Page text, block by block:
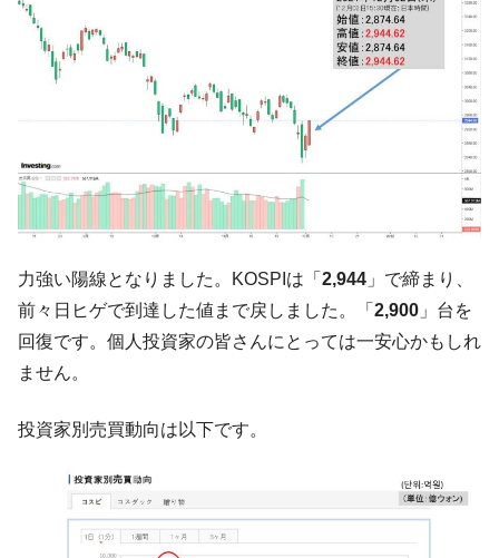
『Money1』
韓国「2026年07月の輸出入」絶好調。半導
体だけで410億ドル、輸出全体の41％もある
『Money1』
韓国･李在明「青年層の雇用状況が悪い。せ
や、若者に起業させよう」⇒ どんな雇用対策だソレ。
【韓国の外貨準備】2026年07月は4,279億ド
ル。外平債の発行「19.4億ドル」
『Money1』
韓国「ここは北朝鮮なのか。選管がサーバ
ーにウソのデータを入力したのは明白だ」
言。
『Money1』
韓国は「中国と同じく」投資に不適格な国
だ。
『Money1』
ル」まで拡大 ⇒ 海外資金の動きに強く左右される状態
『Money1』
韓国･帰ってきた李在明。李在明を支持しな
い「50.5％」に上昇
力強い陽線となりました。KOSPIは「 2,944 」で締まり、
前々日ヒゲで到達した値まで戻しました。「 2,900 」台を
回復です。個人投資家の皆さんにとっては一安心かもしれ
ません。
投資家別売買動向は以下です。